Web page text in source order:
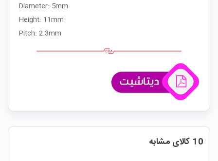
Diameter: 5mm
Height: 11mm
Pitch: 2.3mm
10 کالای مشابه